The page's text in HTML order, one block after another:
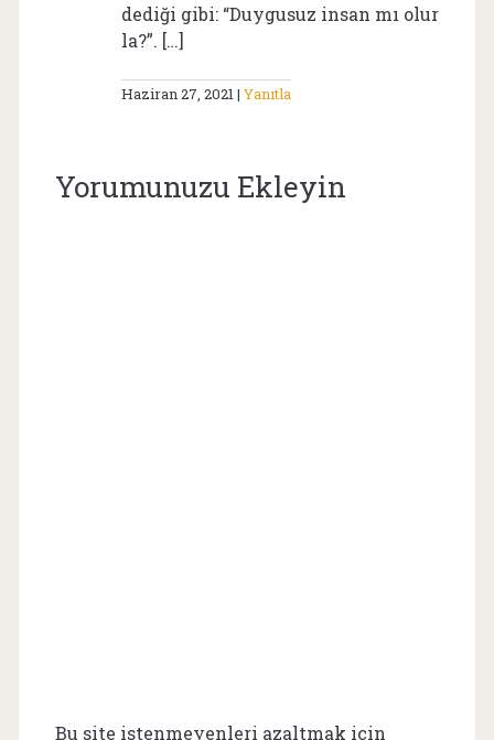
dediği gibi: “Duygusuz insan mı olur
la?”. […]
Haziran 27, 2021 Yanıtla
Yorumunuzu Ekleyin
Bu site istenmeyenleri azaltmak için